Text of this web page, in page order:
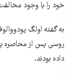
خود را با وجود
به گفته اولگ
روسی پس از محاصره
داده بودند.